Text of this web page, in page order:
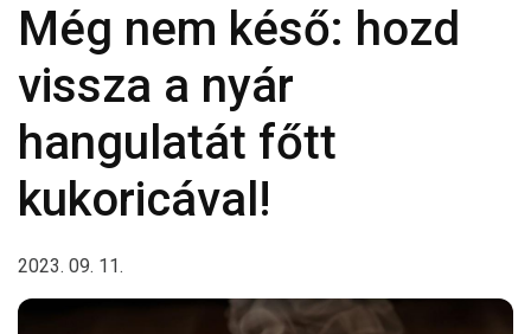
Még nem késő: hozd
vissza a nyár
hangulatát főtt
kukoricával!
2023. 09. 11.